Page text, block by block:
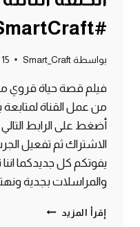
#SmartCraft
بواسطة Smart_Craft 15 يوليو، 2019
فيلم قصة حياة قروي
من عمل القناة
أضغط على الرابط
الاشتراك ثم تفعيل
يفوتكم كل جديدكما اننا
والمراسلات بجدية
إقرأ المزيد مسلسل